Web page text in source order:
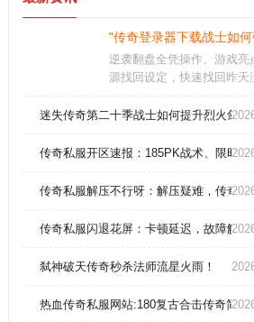
"传奇登录器下载战士如何
逆袭翻盘全凭操作。游戏亮
源找回设定，快速找回昨天
多种模式玩法任你选择，娱
择。
迷失传奇第二十季战士如何提升烈火剑法
传奇私服开区速报：185PK战术、限时拍
传奇私服解压不行呀：解压疑难，传奇启
传奇私服闪退花屏：卡顿延迟，故障解决
弑神破天传奇秒杀法师流星火雨！
热血传奇私服网站:180复古合击传奇简